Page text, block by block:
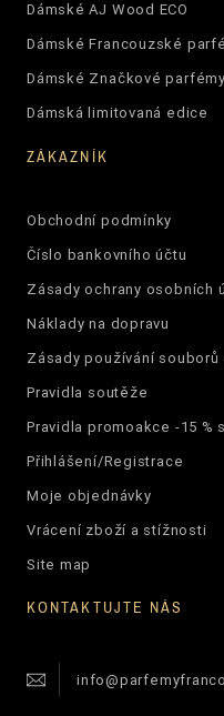
Dámské AJ Wood ECO
Dámské Francouzské
Dámské Značkové parfémy
Dámská limitovaná edice
ZÁKAZNÍK
Obchodní podmínky
Číslo bankovního účtu
Zásady ochrany osobních
Náklady na dopravu
Zásady používání souborů
Pravidla soutěže
Pravidla promoakce -15 %
Přihlášení/Registrace
Moje objednávky
Vrácení zboží a stížnosti
Site map
KONTAKTUJTE NÁS